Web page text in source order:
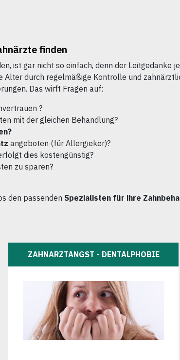
finden
ist gar nicht so einfach, denn der Leitgedanke
Alter durch regelmäßige Kontrolle und
Das wirft Fragen auf:
?
mit der gleichen Behandlung?
angeboten (für Allergieker)?
dies kostengünstig?
zu sparen?
den passenden Spezialisten für ihre
ZAHNARZTANGST - DENTALPHOBIE